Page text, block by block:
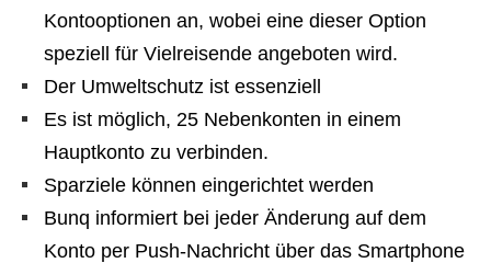
Kontooptionen an, wobei eine dieser Option
speziell für Vielreisende angeboten wird.
Der Umweltschutz ist essenziell
Es ist möglich, 25 Nebenkonten in einem
Hauptkonto zu verbinden.
Sparziele können eingerichtet werden
Bunq informiert bei jeder Änderung auf dem
Konto per Push-Nachricht über das Smartphone